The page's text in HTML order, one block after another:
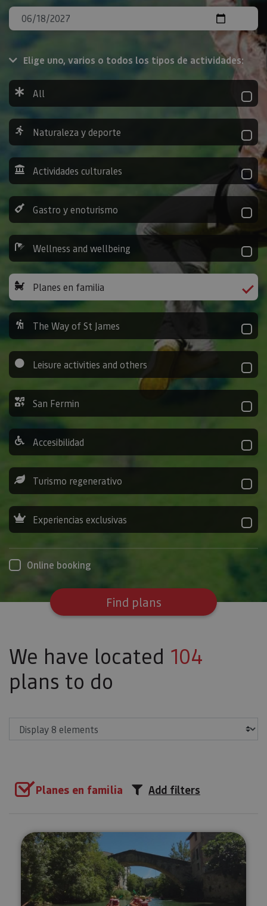
Elige uno, varios o todos los tipos de actividades:
All
Naturaleza y deporte
Actividades culturales
Gastro y enoturismo
Wellness and wellbeing
Planes en familia
The Way of St James
Leisure activities and others
San Fermin
Accesibilidad
Turismo regenerativo
Experiencias exclusivas
Online booking
Find plans
We have located 104
plans to do
Planes en familia Add filters
Kayak para toda la familia en el